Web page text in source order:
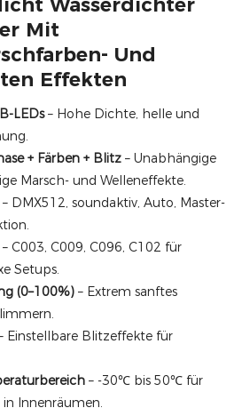
Wasserdichter
Mit
Und
Effekten
LEDs– Hohe Dichte, helle und
+ Färben + Blitz– Unabhängige
Marsch- und Welleneffekte.
DMX512, soundaktiv, Auto, Master-
C003, C009, C096, C102 für
Setups.
(0–100%)– Extrem sanftes
Einstellbare Blitzeffekte für
– -30℃ bis 50℃ für
in Innenräumen.